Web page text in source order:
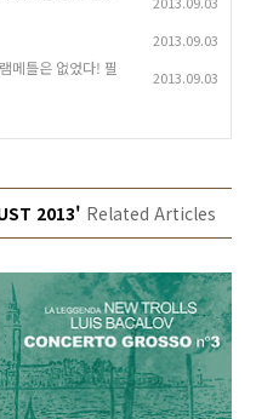
2013.09.03
메틀은 없었다! 필
2013.09.03
2013' Related Articles